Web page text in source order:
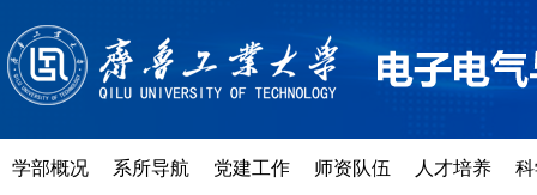
学部概况 系所导航 党建工作 师资队伍 人才培养